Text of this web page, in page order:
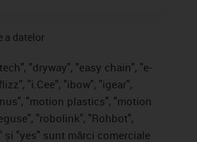
a datelor
"dryway", "easy chain", "e-
"i.Cee", "ibow", "igear",
"motion plastics", "motion
"robolink", "Rohbot",
și "yes" sunt mărci comerciale